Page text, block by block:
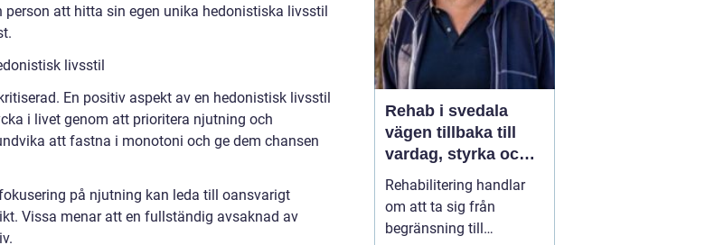
att hitta sin egen unika hedonistiska livsstil
livsstil
En positiv aspekt av en hedonistisk livsstil
i livet genom att prioritera njutning och
att fastna i monotoni och ge dem chansen
på njutning kan leda till oansvarigt
Vissa menar att en fullständig avsaknad av
Rehab i svedala
vägen tillbaka till
vardag, styrka och
balans
Rehabilitering handlar
om att ta sig från
begränsning till